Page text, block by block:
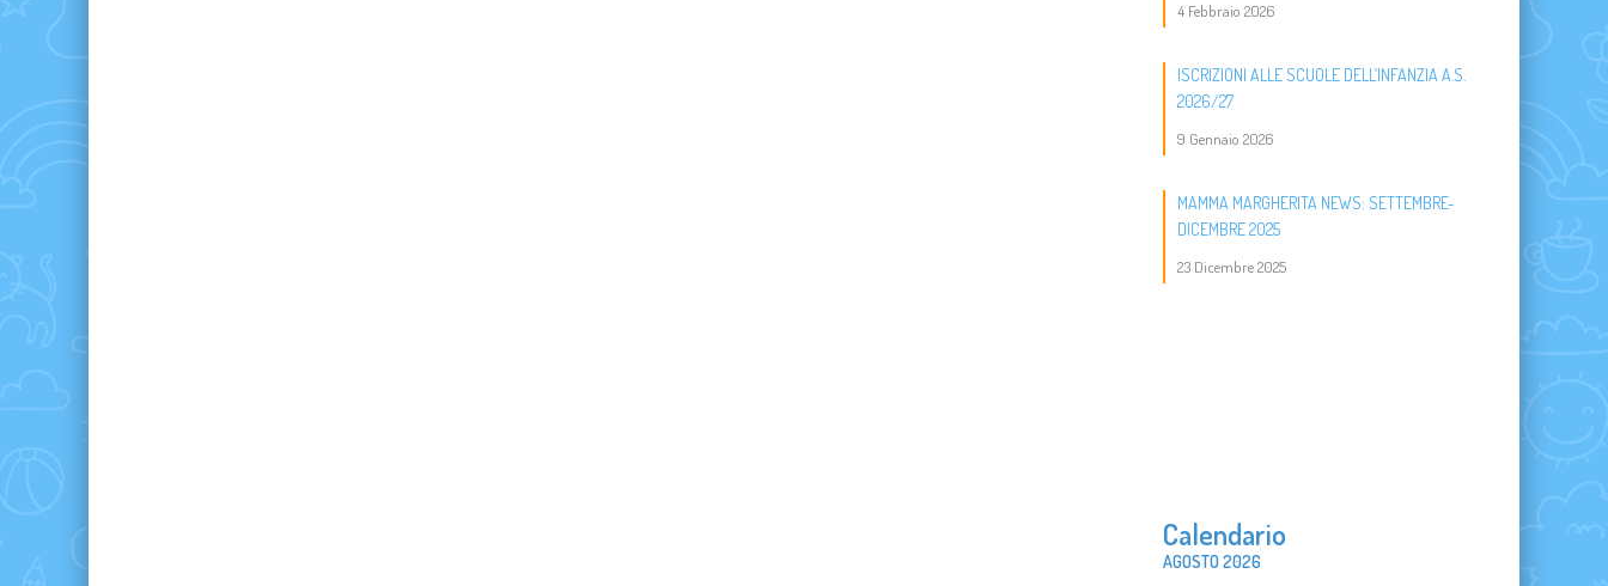
4 Febbraio 2026
ISCRIZIONI ALLE SCUOLE DELL’INFANZIA A.S.
2026/27
9 Gennaio 2026
MAMMA MARGHERITA NEWS: SETTEMBRE-
DICEMBRE 2025
23 Dicembre 2025
Calendario
AGOSTO 2026